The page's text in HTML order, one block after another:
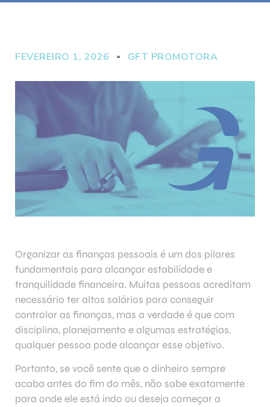
FEVEREIRO 1, 2026 GFT PROMOTORA
Organizar as finanças pessoais é um dos pilares
fundamentais para alcançar estabilidade e
tranquilidade financeira. Muitas pessoas acreditam
necessário ter altos salários para conseguir
controlar as finanças, mas a verdade é que com
disciplina, planejamento e algumas estratégias,
qualquer pessoa pode alcançar esse objetivo.
Portanto, se você sente que o dinheiro sempre
acaba antes do fim do mês, não sabe exatamente
para onde ele está indo ou deseja começar a